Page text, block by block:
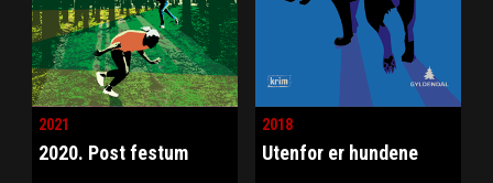
2021
2020. Post festum
2018
Utenfor er hundene